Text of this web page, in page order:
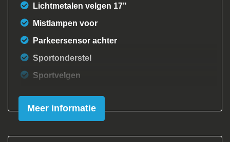
Lichtmetalen velgen 17"
Mistlampen voor
Parkeersensor achter
Sportonderstel
Sportvelgen
Xenon koplampen
Interieur
Meer informatie